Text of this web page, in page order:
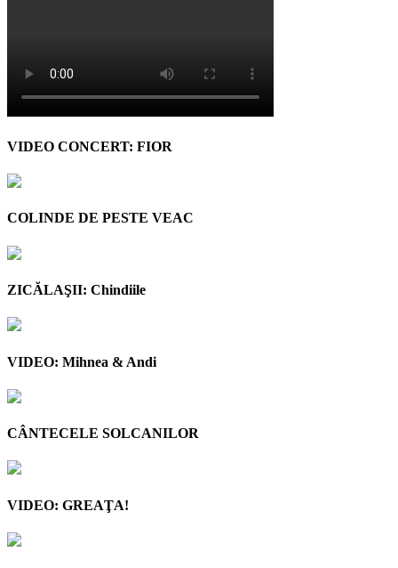
VIDEO CONCERT: FIOR
COLINDE DE PESTE VEAC
ZICĂLAŞII: Chindiile
VIDEO: Mihnea & Andi
CÂNTECELE SOLCANILOR
VIDEO: GREAŢA!